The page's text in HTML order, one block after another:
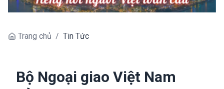
Trang chủ / Tin Tức
Bộ Ngoại giao Việt Nam